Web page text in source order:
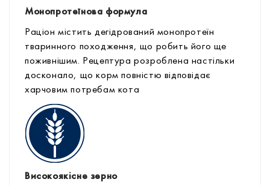
Монопротеїнова формула
Раціон містить дегідрований монопротеїн
тваринного походження, що робить його ще
поживнішим. Рецептура розроблена настільки
досконало, що корм повністю відповідає
харчовим потребам кота
Високоякісне зерно